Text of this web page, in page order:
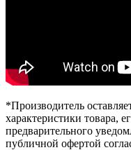
*Производитель
характеристики товара,
предварительного
публичной офертой